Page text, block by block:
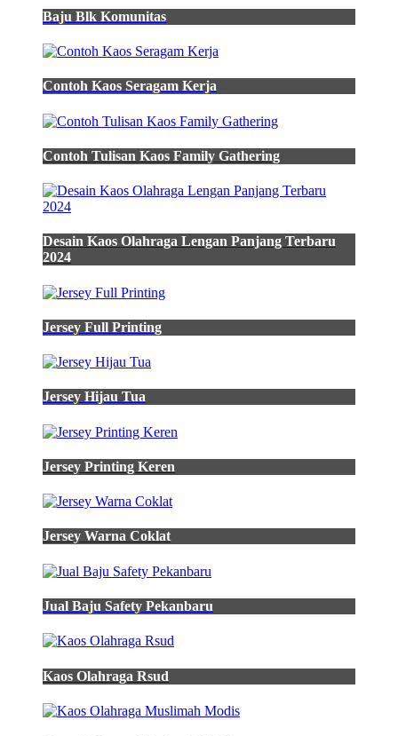
Baju Blk Komunitas
Contoh Kaos Seragam Kerja
Contoh Tulisan Kaos Family Gathering
Desain Kaos Olahraga Lengan Panjang Terbaru
2024
Jersey Full Printing
Jersey Hijau Tua
Jersey Printing Keren
Jersey Warna Coklat
Jual Baju Safety Pekanbaru
Kaos Olahraga Rsud